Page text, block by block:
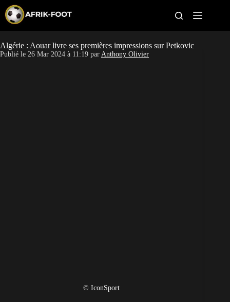
p
o
c
CAN féminine
Algérie : Aouar livre ses premières impressions sur Petkovic
Publié le 26 Mar 2024 à 11:19 par Anthony Olivier
© IconSport